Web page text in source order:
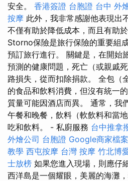
安全。 香港簽證 台胞證 台中 外
按摩 此外，我非常感謝他表現出
不僅有助於降低成本，而且有助
Storno保險是旅行保險的重要組
預訂旅行進行。 關鍵是，在開始
預測的健康問題，死亡（或親戚
路損失，從而扣除捐款。 全包（
的食品和飲料消費，但沒有統一
質量可能因酒店而異。 通常，我
午餐和晚餐，飲料（軟飲料和當
吃和飲料。 - 私廚服務 台中推拿
外燴公司 台胞證 Google商家檔案
教學 西屯按摩 台灣 按摩 竹北博
士放榜 如果您進入現場，則應仔
西洋島是一個耀眼，美麗的海灘